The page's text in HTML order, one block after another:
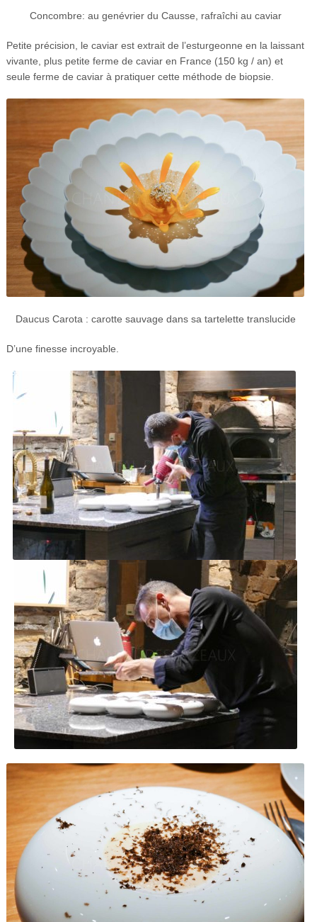
Concombre: au genévrier du Causse, rafraîchi au caviar
Petite précision, le caviar est extrait de l’esturgeonne en la laissant
vivante, plus petite ferme de caviar en France (150 kg / an) et
seule ferme de caviar à pratiquer cette méthode de biopsie.
Daucus Carota : carotte sauvage dans sa tartelette translucide
D’une finesse incroyable.